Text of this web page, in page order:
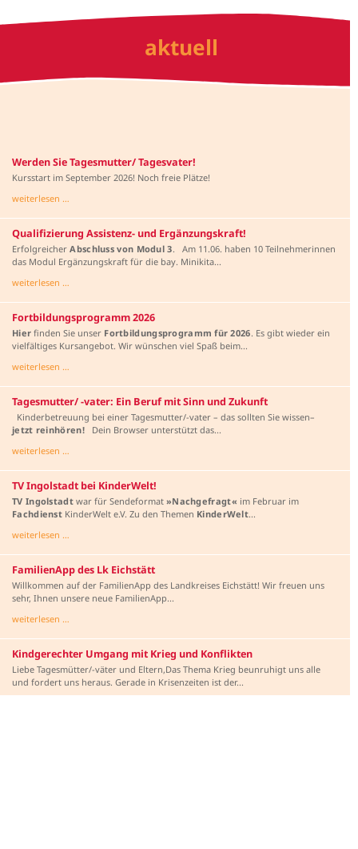
aktuell
Werden Sie Tagesmutter/ Tagesvater!
Kursstart im September 2026! Noch freie Plätze!
weiterlesen …
Qualifizierung Assistenz- und Ergänzungskraft!
Erfolgreicher Abschluss von Modul 3. Am 11.06. haben 10 Teilnehmerinnen
das Modul Ergänzungskraft für die bay. Minikita...
weiterlesen …
Fortbildungsprogramm 2026
Hier finden Sie unser Fortbildungsprogramm für 2026. Es gibt wieder ein
vielfältiges Kursangebot. Wir wünschen viel Spaß beim...
weiterlesen …
Tagesmutter/ -vater: Ein Beruf mit Sinn und Zukunft
Kinderbetreuung bei einer Tagesmutter/-vater – das sollten Sie wissen–
jetzt reinhören!Dein Browser unterstützt das...
weiterlesen …
TV Ingolstadt bei KinderWelt!
TV Ingolstadtwar für Sendeformat »Nachgefragt« im Februar im
Fachdienst KinderWelt e.V. Zu den Themen KinderWelt...
weiterlesen …
FamilienApp des Lk Eichstätt
Willkommen auf der FamilienApp des Landkreises Eichstätt! Wir freuen uns
sehr, Ihnen unsere neue FamilienApp...
weiterlesen …
Kindgerechter Umgang mit Krieg und Konflikten
Liebe Tagesmütter/-väter und Eltern,Das Thema Krieg beunruhigt uns alle
und fordert uns heraus. Gerade in Krisenzeiten ist der...